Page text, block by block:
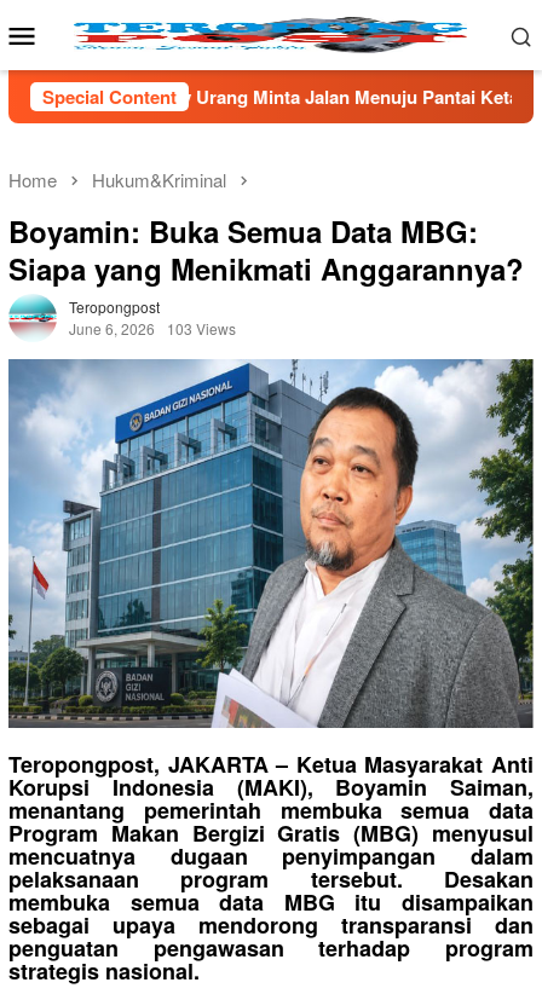
to
Mobile
Menu
Special Content
Minta Jalan Menuju Pantai Ketang Di Aspal Kejati
Home Hukum&Kriminal
Boyamin: Buka Semua Data MBG:
Siapa yang Menikmati Anggarannya?
Teropongpost
June 6, 2026
103 Views
Teropongpost, JAKARTA – Ketua Masyarakat Anti
Korupsi Indonesia (MAKI), Boyamin Saiman,
menantang pemerintah membuka semua data
Program Makan Bergizi Gratis (MBG) menyusul
mencuatnya dugaan penyimpangan dalam
pelaksanaan program tersebut. Desakan
membuka semua data MBG itu disampaikan
sebagai upaya mendorong transparansi dan
penguatan pengawasan terhadap program
strategis nasional.